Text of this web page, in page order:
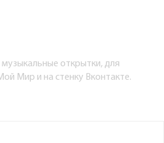
открытки, для
Мир и на стенку Вконтакте.